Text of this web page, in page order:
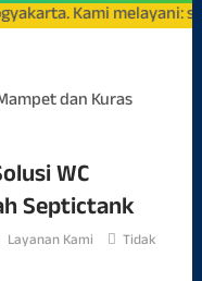
Kami melayani:
dan Kuras
WC
Septictank
Layanan Kami
Tidak